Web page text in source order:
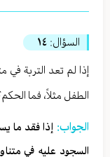
السؤال: ١٤
إذا لم تعد التربة في
الطفل مثلاً، فما
الجواب: إذا فقد ما
السجود عليه في